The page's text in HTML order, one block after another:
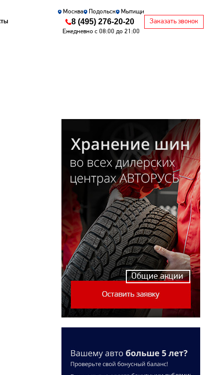
Москва Подольск Мытищи
8 (495) 276-20-20
Ежедневно с 08:00 до 21:00
Заказать звонок
Общие акции